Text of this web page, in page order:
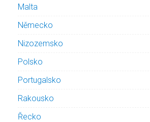
Malta
Německo
Nizozemsko
Polsko
Portugalsko
Rakousko
Řecko